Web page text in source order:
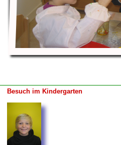
Besuch im Kindergarten